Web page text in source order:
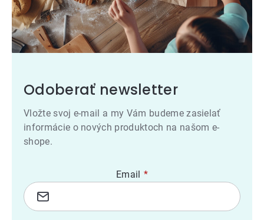
Odoberať newsletter
Vložte svoj e-mail a my Vám budeme zasielať
informácie o nových produktoch na našom e-
shope.
Email